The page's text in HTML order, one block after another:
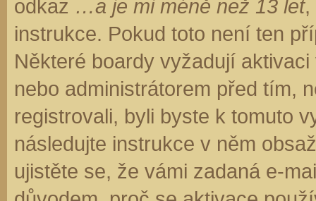
odkaz …a je mi méně než 13 let,
instrukce. Pokud toto není ten
Některé boardy vyžadují
nebo administrátorem před tím,
registrovali, byli byste k tomuto
následujte instrukce v něm
ujistěte se, že vámi zadaná e-